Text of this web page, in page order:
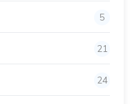
5
21
24